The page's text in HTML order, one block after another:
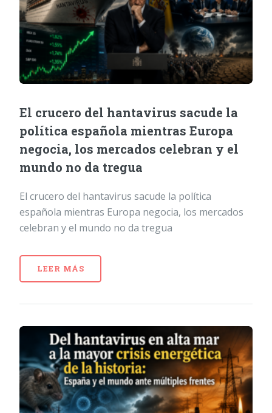
El crucero del hantavirus sacude la
política española mientras Europa
negocia, los mercados celebran y el
mundo no da tregua
El crucero del hantavirus sacude la política
española mientras Europa negocia, los mercados
celebran y el mundo no da tregua
LEER MÁS